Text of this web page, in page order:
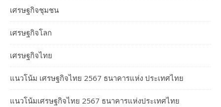
เศรษฐกิจชุมชน
เศรษฐกิจโลก
เศรษฐกิจไทย
แนวโน้ม เศรษฐกิจไทย 2567 ธนาคารแห่ง ประเทศไทย
แนวโน้มเศรษฐกิจไทย 2567 ธนาคารแห่งประเทศไทย